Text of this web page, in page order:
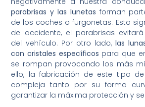
parabrisas y las lunetas forman
de los coches o furgonetas. Esto
de accidente, el parabrisas
del vehículo. Por otro lado,las
con cristales específicos para que
se rompan provocando los más
ello, la fabricación de este tipo
compleja tanto por su forma
garantizar la máxima protección y